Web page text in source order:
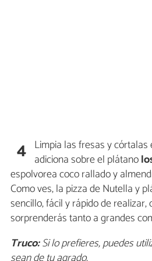
4 Limpia las fresas y córtalas
adiciona sobre el plátano
espolvorea coco rallado y
Como ves, la pizza de Nutella y
sencillo, fácil y rápido de realizar,
sorprenderás tanto a grandes
Truco:Si lo prefieres, puedes